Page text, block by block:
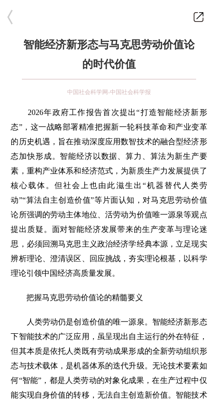
智能经济新形态与马克思劳动价值论
的时代价值
中国社会科学网-中国社会科学报
2026年政府工作报告首次提出“打造智能经济新形
态”，这一战略部署精准把握新一轮科技革命和产业变革
的历史机遇，旨在推动深度应用数智技术的融合型经济形
态加快形成。智能经济以数据、算力、算法为新生产要
素，重构产业体系和经济范式，为新质生产力发展提供了
核心载体。但社会上也由此滋生出“机器替代人类劳
动”“算法自主创造价值”等片面认知，对马克思劳动价值
论所强调的劳动主体地位、活劳动为价值唯一源泉等观点
提出质疑。面对智能经济发展带来的生产变革与理论迷
思，必须回溯马克思主义政治经济学经典本源，立足现实
辨析理论、澄清误区、回应挑战，夯实理论根基，以科学
理论引领中国经济高质量发展。
把握马克思劳动价值论的精髓要义
人类劳动仍是创造价值的唯一源泉。智能经济新形态
下智能技术的广泛应用，虽呈现出自主运行的外在特征，
但其本质是依托人类既有劳动成果形成的全新劳动组织形
态与技术载体，是机器体系的迭代升级。无论技术要素如
何“智能”，都是人类劳动的对象化成果，在生产过程中仅
能实现自身价值的转移，无法自主创造新价值。智能技术